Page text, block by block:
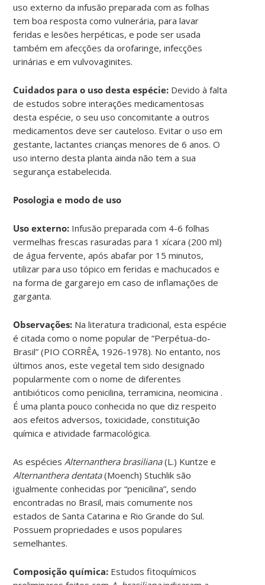
uso externo da infusão preparada com as folhas
tem boa resposta como vulnerária, para lavar
feridas e lesões herpéticas, e pode ser usada
também em afecções da orofaringe, infecções
urinárias e em vulvovaginites.
Cuidados para o uso desta espécie: Devido à falta
de estudos sobre interações medicamentosas
desta espécie, o seu uso concomitante a outros
medicamentos deve ser cauteloso. Evitar o uso em
gestante, lactantes crianças menores de 6 anos. O
uso interno desta planta ainda não tem a sua
segurança estabelecida.
Posologia e modo de uso
Uso externo: Infusão preparada com 4-6 folhas
vermelhas frescas rasuradas para 1 xícara (200 ml)
de água fervente, após abafar por 15 minutos,
utilizar para uso tópico em feridas e machucados e
na forma de gargarejo em caso de inflamações de
garganta.
Observações: Na literatura tradicional, esta espécie
é citada como o nome popular de “Perpétua-do-
Brasil” (PIO CORRÊA, 1926-1978). No entanto, nos
últimos anos, este vegetal tem sido designado
popularmente com o nome de diferentes
antibióticos como penicilina, terramicina, neomicina .
É uma planta pouco conhecida no que diz respeito
aos efeitos adversos, toxicidade, constituição
química e atividade farmacológica.
As espécies Alternanthera brasiliana(L.) Kuntze e
Alternanthera dentata(Moench) Stuchlik são
igualmente conhecidas por “penicilina”, sendo
encontradas no Brasil, mais comumente nos
estados de Santa Catarina e Rio Grande do Sul.
Possuem propriedades e usos populares
semelhantes.
Composição química: Estudos fitoquímicos